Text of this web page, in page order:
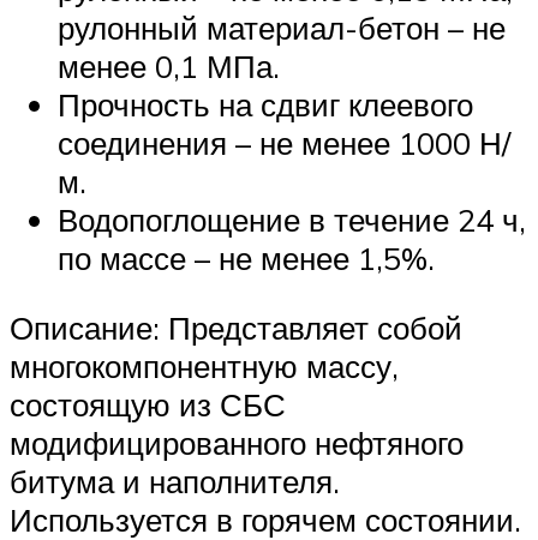
рулонный материал-бетон – не
менее 0,1 МПа.
Прочность на сдвиг клеевого
соединения – не менее 1000 Н/
м.
Водопоглощение в течение 24 ч,
по массе – не менее 1,5%.
Описание: Представляет собой
многокомпонентную массу,
состоящую из СБС
модифицированного нефтяного
битума и наполнителя.
Используется в горячем состоянии.